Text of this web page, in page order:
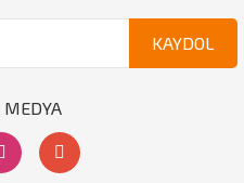
KAYDOL
MEDYA